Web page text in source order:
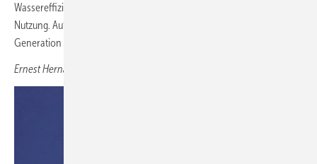
Wassereffizienz, Hygiene und einer möglichst geräuscharmen
Nutzung. Auf der ISH 2025 präsentieren wir bereits die nächste
Generation unserer WCs mit Vortex-Technologie.
Ernest Hern ández, Roca Design Director